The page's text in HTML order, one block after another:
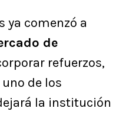
ya comenzó a
de
refuerzos,
de los
la institución